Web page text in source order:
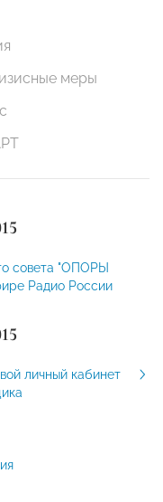
меры
совета "ОПОРЫ
Радио России
личный кабинет